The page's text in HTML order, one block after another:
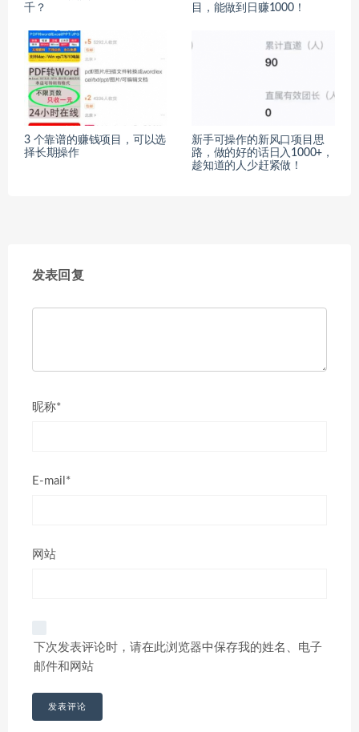
千？
目，能做到日赚1000！
3 个靠谱的赚钱项目，可以选
择长期操作
新手可操作的新风口项目思
路，做的好的话日入1000+，
趁知道的人少赶紧做！
发表回复
昵称*
E-mail*
网站
下次发表评论时，请在此浏览器中保存我的姓名、电子
邮件和网站